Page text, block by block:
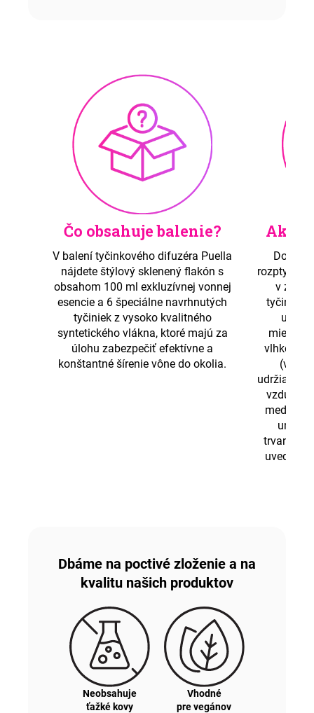
Čo obsahuje balenie?
V balení tyčinkového difuzéra Puella
nájdete štýlový sklenený flakón s
obsahom 100 ml exkluzívnej vonnej
esencie a 6 špeciálne navrhnutých
tyčiniek z vysoko kvalitného
syntetického vlákna, ktoré majú za
úlohu zabezpečiť efektívne a
konštantné šírenie vône do okolia.
Ako
Doba,
rozptyľuje,
v
tyčiniek,
vlhkosť,
udržiavať
vzduchu
medzi 20
Dbáme na poctivé zloženie a na
kvalitu našich produktov
Neobsahuje
ťažké kovy
Vhodné
pre vegánov